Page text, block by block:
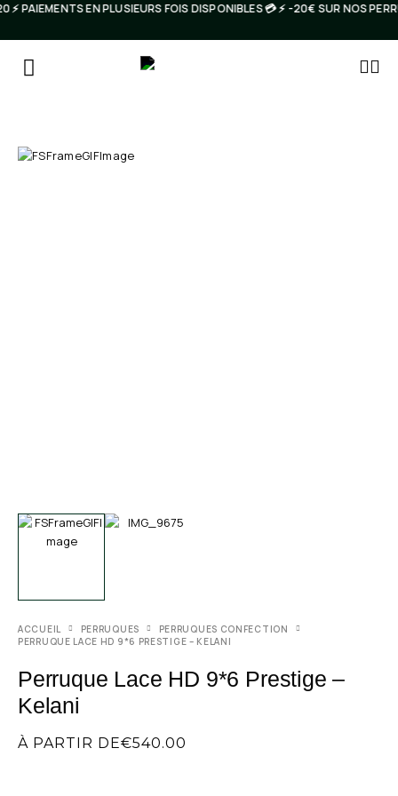
PAIEMENTS EN PLUSIEURS FOIS DISPONIBLES 💳 ⚡️ -20€ SUR NOS
ACCUEIL PERRUQUES
PERRUQUES CONFECTION
PERRUQUE LACE HD 9*6 PRESTIGE – KELANI
Perruque Lace HD 9*6 Prestige –
Kelani
À PARTIR DE€540.00